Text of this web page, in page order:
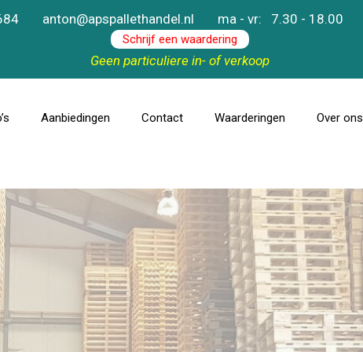
anton@apspallethandel.nl ma - vr: 7.30 - 18.00
Schrijf een waardering
Geen particuliere in- of verkoop
Aanbiedingen Contact Waarderingen Over ons